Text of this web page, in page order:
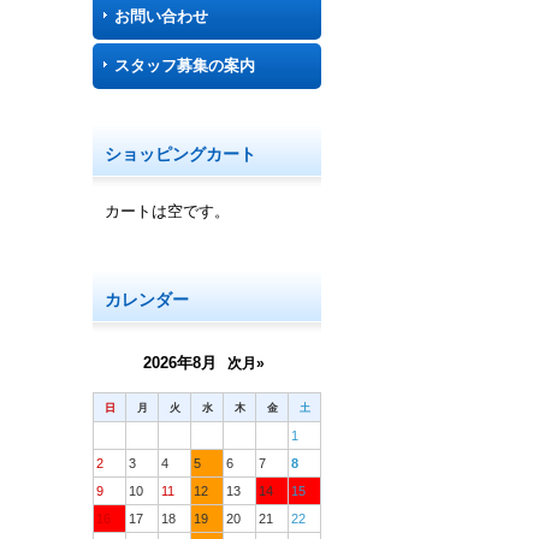
お問い合わせ
スタッフ募集の案内
ショッピングカート
カートは空です。
カレンダー
2026年8月 次月»
日 月 火 水 木 金 土
1
2
3 4 5 6 7
8
9
10 11 12 13 14
15
16
17 18 19 20 21 22